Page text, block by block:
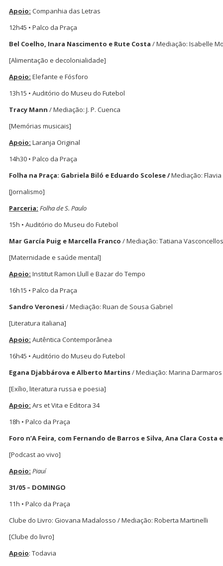
Apoio: Companhia das Letras
12h45 • Palco da Praça
Bel Coelho, Inara Nascimento e Rute Costa / Mediação: Isabelle
[Alimentação e decolonialidade]
Apoio: Elefante e Fósforo
13h15 • Auditório do Museu do Futebol
Tracy Mann / Mediação: J. P. Cuenca
[Memórias musicais]
Apoio: Laranja Original
14h30 • Palco da Praça
Folha na Praça: Gabriela Biló e Eduardo Scolese /Mediação: Flavia
[Jornalismo]
Parceria: Folha de S. Paulo
15h • Auditório do Museu do Futebol
Mar García Puig e Marcella Franco / Mediação: Tatiana Vasconcellos
[Maternidade e saúde mental]
Apoio: Institut Ramon Llull e Bazar do Tempo
16h15 • Palco da Praça
Sandro Veronesi / Mediação: Ruan de Sousa Gabriel
[Literatura italiana]
Apoio: Autêntica Contemporânea
16h45 • Auditório do Museu do Futebol
Egana Djabbárova e Alberto Martins/ Mediação: Marina Darmaros
[Exílio, literatura russa e poesia]
Apoio: Ars et Vita e Editora 34
18h • Palco da Praça
Foro n’A Feira, com Fernando de Barros e Silva, Ana Clara Costa
[Podcast ao vivo]
Apoio: Piauí
31/05 – DOMINGO
11h • Palco da Praça
Clube do Livro: Giovana Madalosso / Mediação: Roberta Martinelli
[Clube do livro]
Apoio: Todavia